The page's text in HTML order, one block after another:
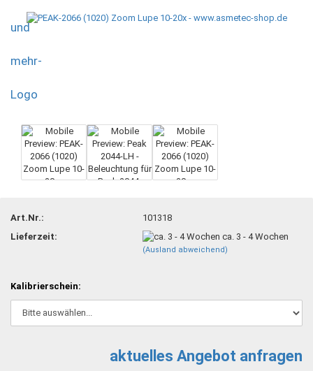
Art.Nr.:
101318
Lieferzeit:
ca. 3 - 4 Wochen
(Ausland abweichend)
Kalibrierschein:
aktuelles Angebot anfragen